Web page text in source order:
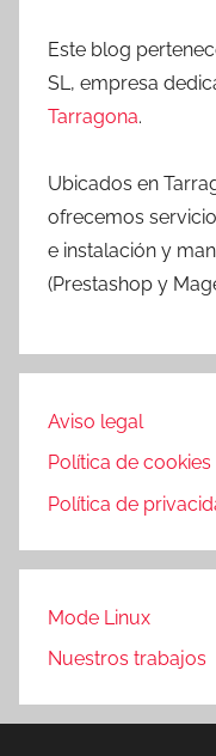
Este blog
SL, empresa
Tarragona.
Ubicados en
ofrecemos
e instalación y
(Prestashop y
Aviso legal
Política de cookies
Política de
Mode Linux
Nuestros trabajos